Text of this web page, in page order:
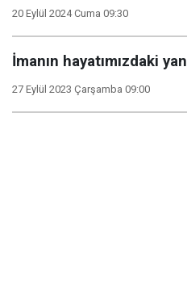
20 Eylül 2024 Cuma 09:30
İmanın hayatımızdaki
27 Eylül 2023 Çarşamba 09:00